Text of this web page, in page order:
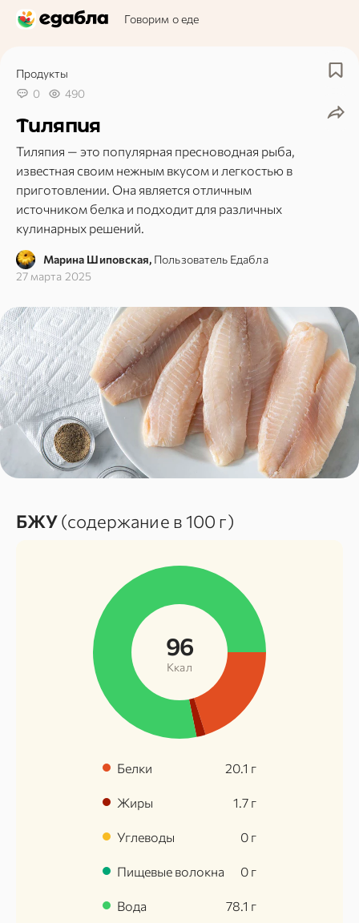
Говорим о еде
Продукты
0
490
Тиляпия
Тиляпия — это популярная пресноводная рыба,
известная своим нежным вкусом и легкостью в
приготовлении. Она является отличным
источником белка и подходит для различных
кулинарных решений.
Марина Шиповская, Пользователь Едабла
27 марта 2025
БЖУ(содержание в 100 г)
96
Ккал
Белки 20.1 г
Жиры 1.7 г
Углеводы 0 г
Пищевые волокна 0 г
Вода 78.1 г